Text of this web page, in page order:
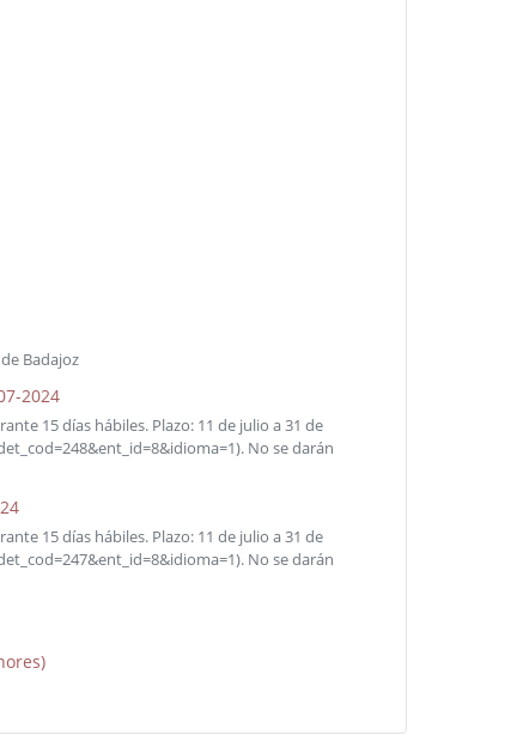
Badajoz
2024
15 días hábiles. Plazo: 11 de julio a 31 de
No se darán
15 días hábiles. Plazo: 11 de julio a 31 de
No se darán